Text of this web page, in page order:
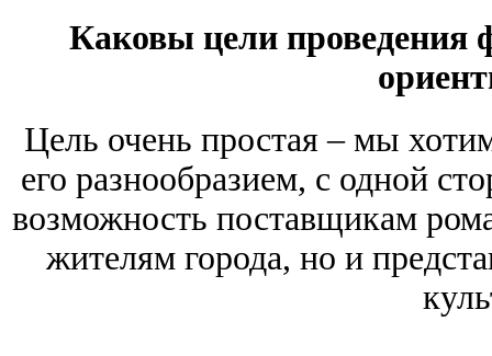
Каковы цели проведения
Цель очень простая – мы
его разнообразием, с одной
возможность поставщикам
жителям города, но и